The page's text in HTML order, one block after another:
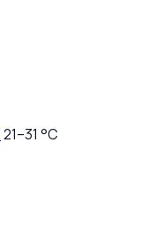
21–31 °C